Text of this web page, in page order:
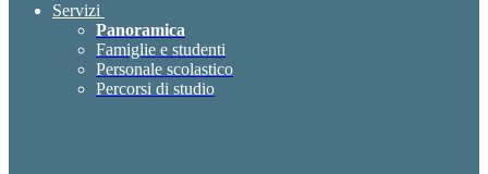
Servizi
Panoramica
Famiglie e studenti
Personale scolastico
Percorsi di studio